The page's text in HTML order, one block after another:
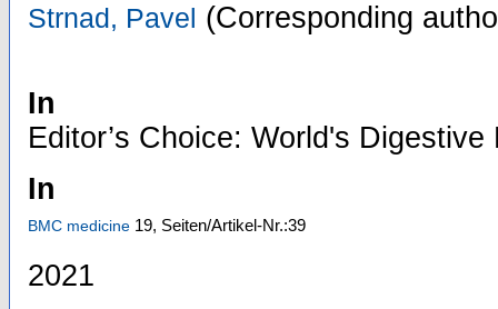
Strnad, Pavel (Corresponding
In
Editor’s Choice: World's
In
BMC medicine 19, Seiten/Artikel-Nr.:39
2021